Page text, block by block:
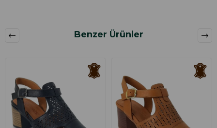
Benzer Ürünler